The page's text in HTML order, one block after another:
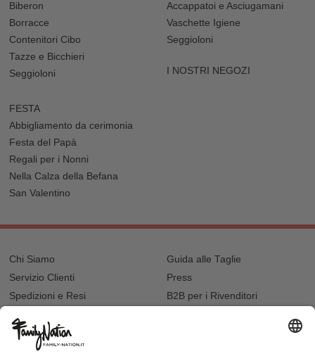
Biberon
Borracce
Contenitori Cibo
Tazze e Bicchieri
Seggioloni
Accappatoi e Asciugamani
Vaschette Igiene
Seggioloni
I NOSTRI NEGOZI
FESTA
Abbigliamento da cerimonia
Festa del Papà
Regali per i Nonni
Nella Calza della Befana
San Valentino
Chi Siamo
Servizio Clienti
Spedizioni e Resi
Recupero password?
Lista regalo e nascita
Guida alle Taglie
Press
B2B per i Rivenditori